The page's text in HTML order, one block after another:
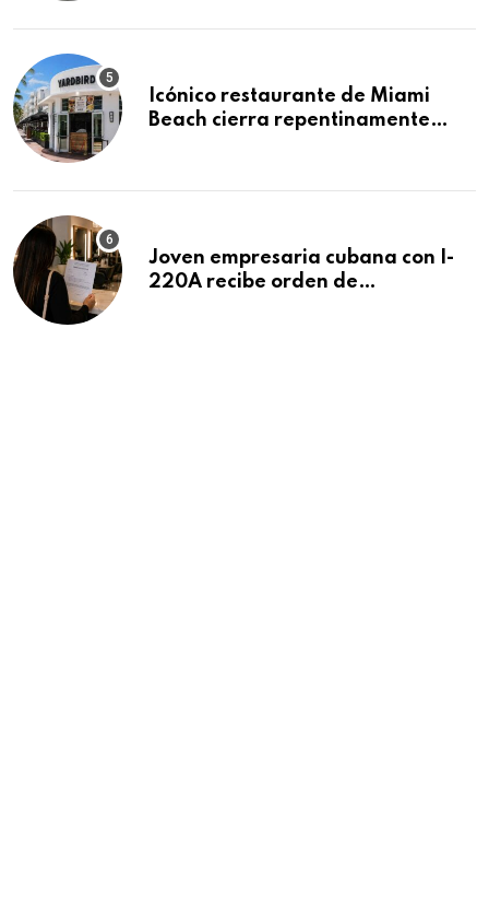
Icónico restaurante de Miami
Beach cierra repentinamente
Joven empresaria cubana con I-
220A recibe orden de